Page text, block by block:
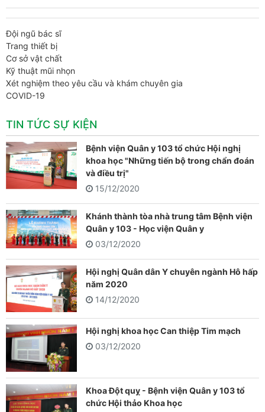
Đội ngũ bác sĩ
Trang thiết bị
Cơ sở vật chất
Kỹ thuật mũi nhọn
Xét nghiệm theo yêu cầu và khám chuyên gia
COVID-19
TIN TỨC SỰ KIỆN
Bệnh viện Quân y 103 tổ chức Hội nghị
khoa học "Những tiến bộ trong chẩn đoán
và điều trị"
15/12/2020
Khánh thành tòa nhà trung tâm Bệnh viện
Quân y 103 - Học viện Quân y
03/12/2020
Hội nghị Quân dân Y chuyên ngành Hô hấp
năm 2020
14/12/2020
Hội nghị khoa học Can thiệp Tim mạch
03/12/2020
Khoa Đột quỵ - Bệnh viện Quân y 103 tổ
chức Hội thảo Khoa học